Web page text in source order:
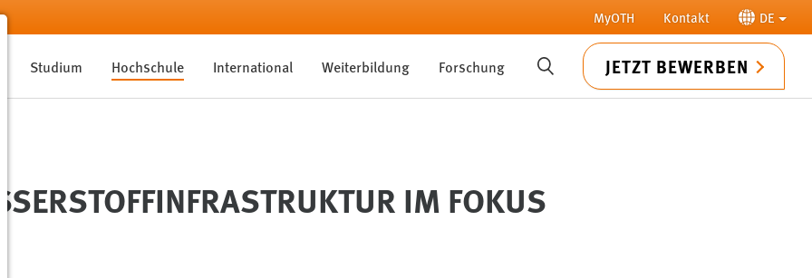
MyOTH Kontakt DE
Studium Hochschule International Weiterbildung Forschung SUCHE JETZT BEWERBEN
IM FOKUS